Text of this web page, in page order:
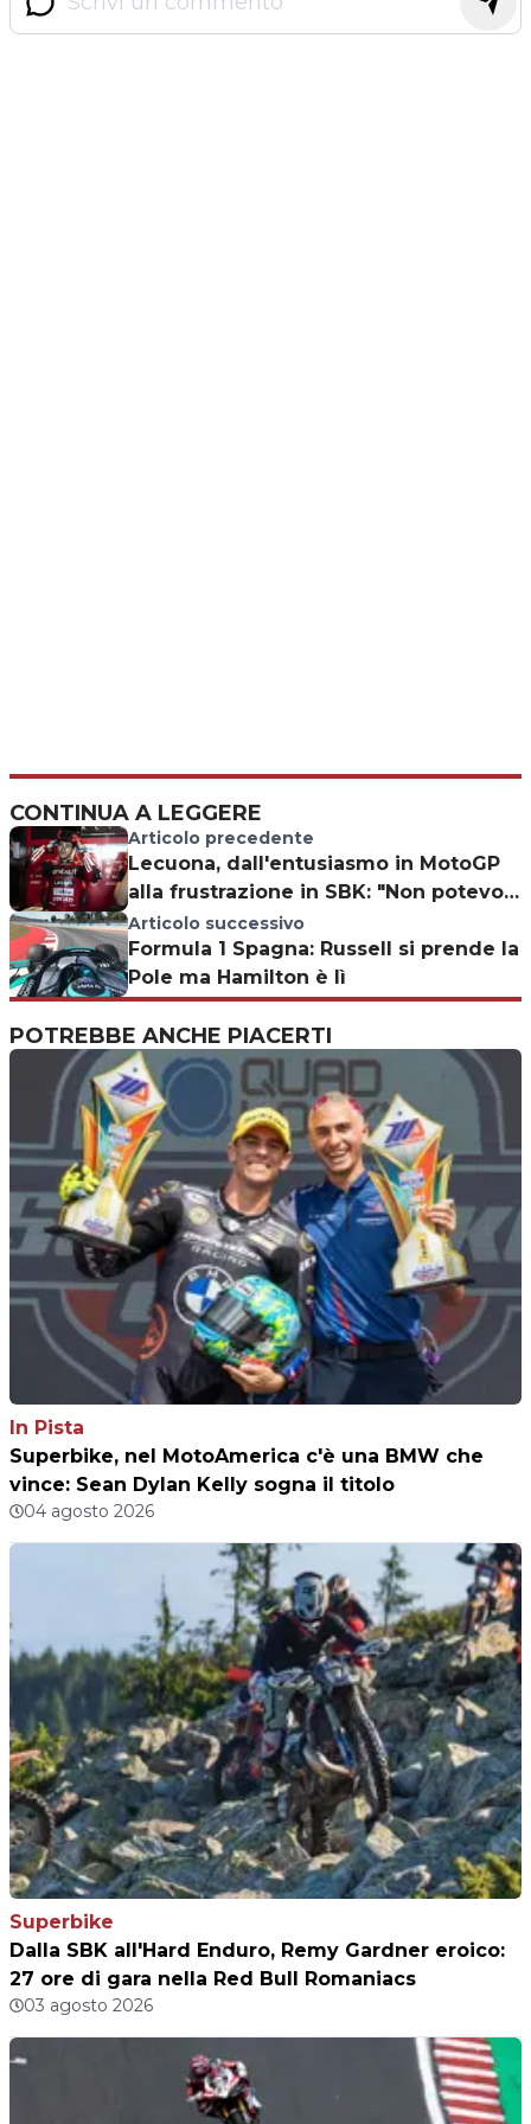
CONTINUA A LEGGERE
Articolo precedente
Lecuona, dall'entusiasmo in MotoGP
alla frustrazione in SBK: "Non potevo
fare nulla"
Articolo successivo
Formula 1 Spagna: Russell si prende la
Pole ma Hamilton è lì
POTREBBE ANCHE PIACERTI
In Pista
Superbike, nel MotoAmerica c'è una BMW che
vince: Sean Dylan Kelly sogna il titolo
04 agosto 2026
Superbike
Dalla SBK all'Hard Enduro, Remy Gardner eroico:
27 ore di gara nella Red Bull Romaniacs
03 agosto 2026